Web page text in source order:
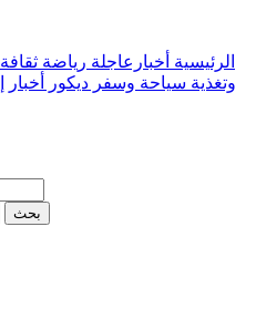
الرئيسية أخبارعاجلة رياضة ثقافة
وتغذية سياحة وسفر ديكور أخبار